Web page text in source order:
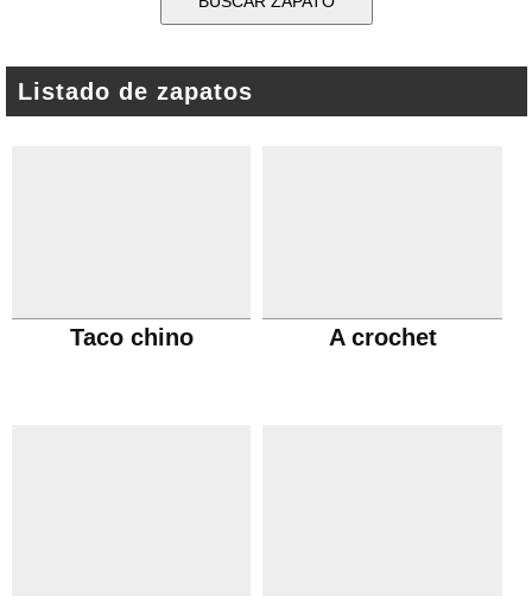
Listado de zapatos
Taco chino A crochet